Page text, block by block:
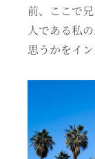
前、ここで
人である私
思うかをイン